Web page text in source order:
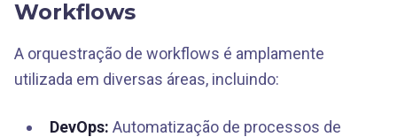
Workflows
A orquestração de workflows é amplamente
utilizada em diversas áreas, incluindo:
DevOps: Automatização de processos de